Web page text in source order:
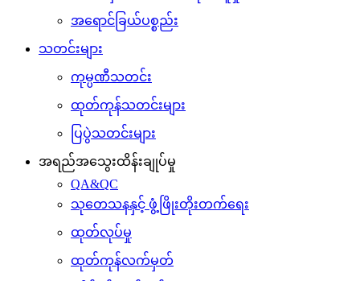
အရောင်ခြယ်ပစ္စည်း
သတင်းများ
ကုမ္ပဏီသတင်း
ထုတ်ကုန်သတင်းများ
ပြပွဲသတင်းများ
အရည်အသွေးထိန်းချုပ်မှု
QA&QC
သုတေသနနှင့် ဖွံ့ဖြိုးတိုးတက်ရေး
ထုတ်လုပ်မှု
ထုတ်ကုန်လက်မှတ်